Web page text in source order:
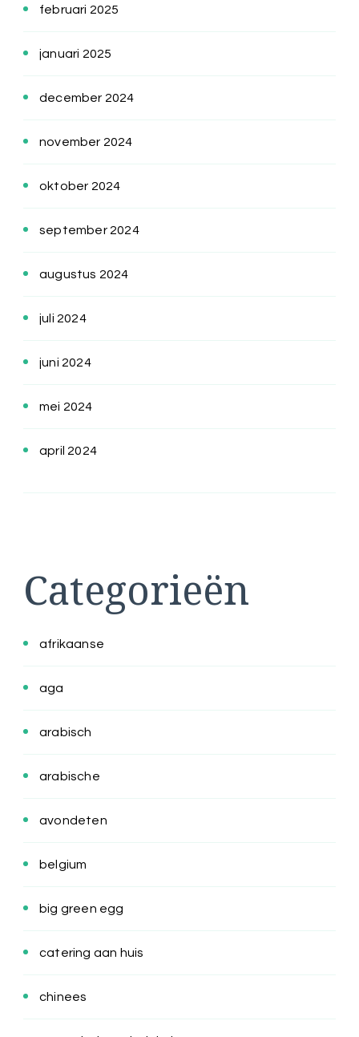
februari 2025
januari 2025
december 2024
november 2024
oktober 2024
september 2024
augustus 2024
juli 2024
juni 2024
mei 2024
april 2024
Categorieën
afrikaanse
aga
arabisch
arabische
avondeten
belgium
big green egg
catering aan huis
chinees